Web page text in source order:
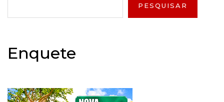
PESQUISAR
Enquete